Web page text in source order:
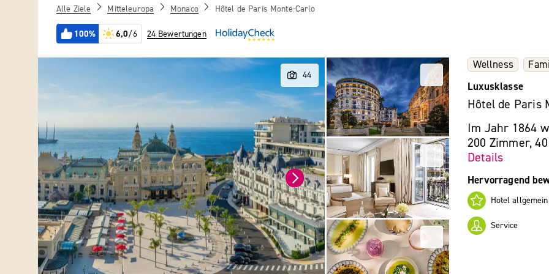
Alle Ziele Mitteleuropa Monaco Hôtel de Paris Monte-Carlo
100% 6,0/6 24 Bewertungen
Wellness
Luxusklasse
Hôtel de Paris
Im Jahr 1864
200 Zimmer,
Details
Hervorragend
Hotel allgemein
Service